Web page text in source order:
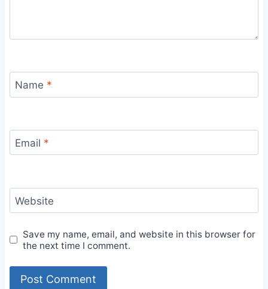
Name *
Email *
Website
Save my name, email, and website in this browser for
the next time I comment.